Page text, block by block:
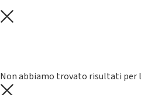
Non abbiamo trovato risultati per